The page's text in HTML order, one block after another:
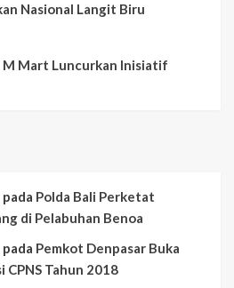
Nasional Langit Biru
M Mart Luncurkan Inisiatif
pada Polda Bali Perketat
di Pelabuhan Benoa
pada Pemkot Denpasar Buka
CPNS Tahun 2018